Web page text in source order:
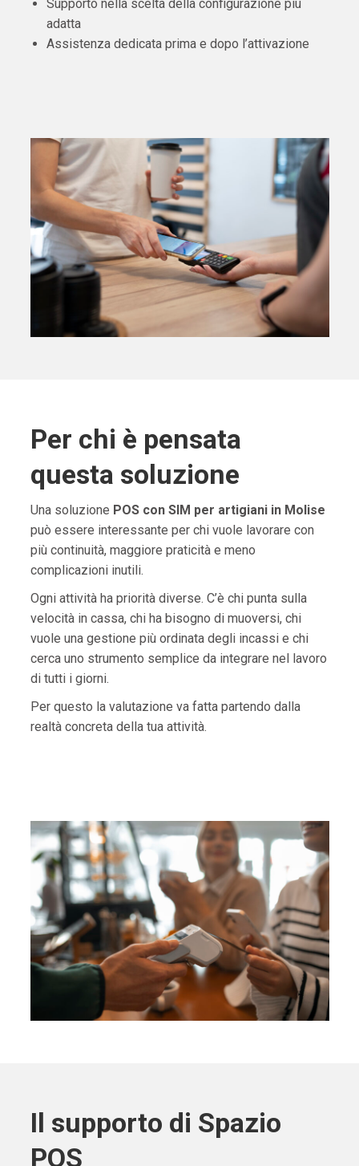
Supporto nella scelta della configurazione più
adatta
Assistenza dedicata prima e dopo l’attivazione
Per chi è pensata
questa soluzione
Una soluzione POS con SIM per artigiani in Molise
può essere interessante per chi vuole lavorare con
più continuità, maggiore praticità e meno
complicazioni inutili.
Ogni attività ha priorità diverse. C’è chi punta sulla
velocità in cassa, chi ha bisogno di muoversi, chi
vuole una gestione più ordinata degli incassi e chi
cerca uno strumento semplice da integrare nel lavoro
di tutti i giorni.
Per questo la valutazione va fatta partendo dalla
realtà concreta della tua attività.
Il supporto di Spazio
POS